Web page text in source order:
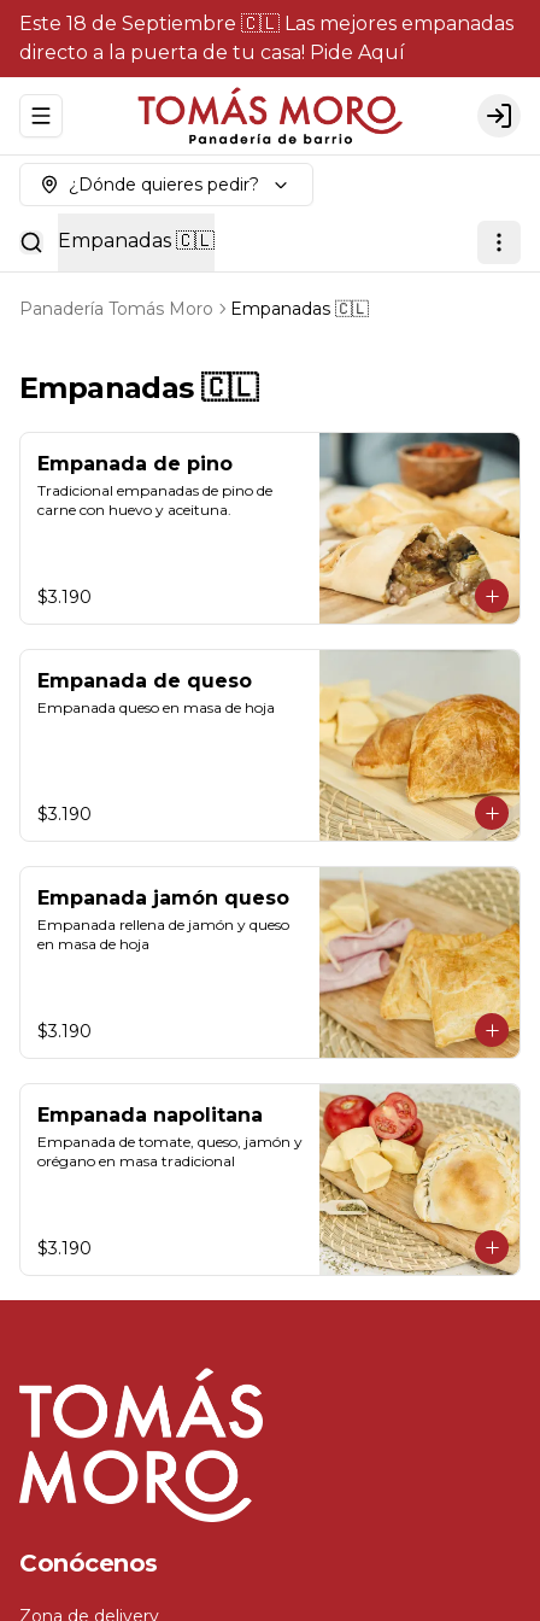
Este 18 de Septiembre 🇨🇱 Las mejores empanadas
directo a la puerta de tu casa! Pide Aquí
Abrir menu de navegación
¿Dónde quieres pedir?
Empanadas 🇨🇱
Panadería Tomás Moro Empanadas 🇨🇱
Empanadas 🇨🇱
Empanada de pino
Tradicional empanadas de pino de
carne con huevo y aceituna.
$3.190
Empanada de queso
Empanada queso en masa de hoja
$3.190
Empanada jamón queso
Empanada rellena de jamón y queso
en masa de hoja
$3.190
Empanada napolitana
Empanada de tomate, queso, jamón y
orégano en masa tradicional
$3.190
Conócenos
Zona de delivery